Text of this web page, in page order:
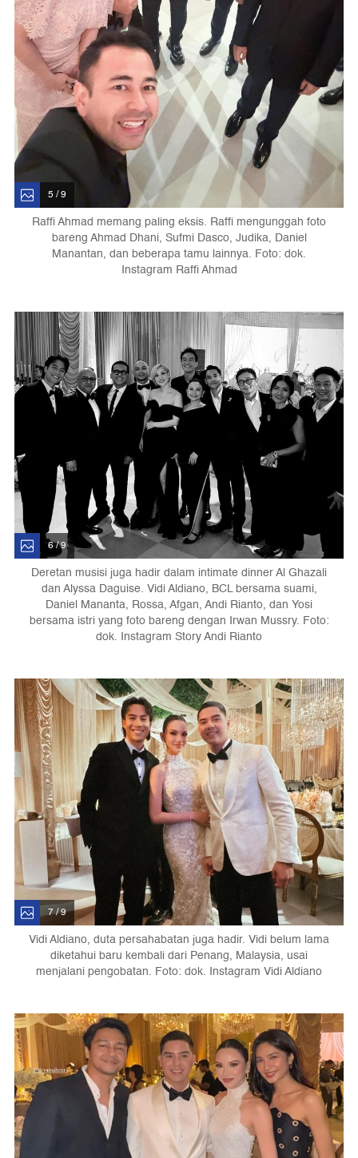
5 / 9
Raffi Ahmad memang paling eksis. Raffi mengunggah foto
bareng Ahmad Dhani, Sufmi Dasco, Judika, Daniel
Manantan, dan beberapa tamu lainnya. Foto: dok.
Instagram Raffi Ahmad
6 / 9
Deretan musisi juga hadir dalam intimate dinner Al Ghazali
dan Alyssa Daguise. Vidi Aldiano, BCL bersama suami,
Daniel Mananta, Rossa, Afgan, Andi Rianto, dan Yosi
bersama istri yang foto bareng dengan Irwan Mussry. Foto:
dok. Instagram Story Andi Rianto
7 / 9
Vidi Aldiano, duta persahabatan juga hadir. Vidi belum lama
diketahui baru kembali dari Penang, Malaysia, usai
menjalani pengobatan. Foto: dok. Instagram Vidi Aldiano